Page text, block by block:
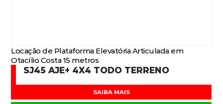
Locação de Plataforma Elevatória Articulada em
Otacílio Costa 15 metros
SJ45 AJE+ 4X4 TODO TERRENO
SAIBA MAIS